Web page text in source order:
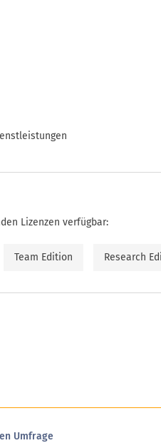
Lizenzen verfügbar:
Team Edition Research
Umfrage